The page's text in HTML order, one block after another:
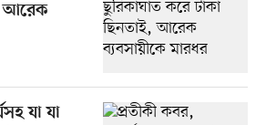
আরেক
যা যা